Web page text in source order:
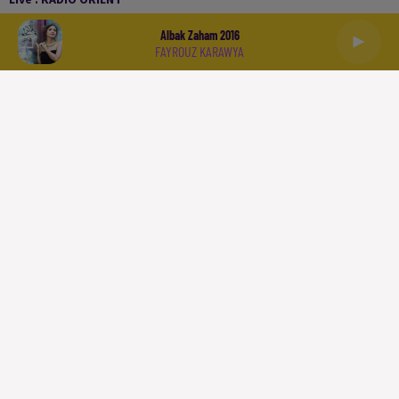
Albak Zaham 2016
FAYROUZ KARAWYA